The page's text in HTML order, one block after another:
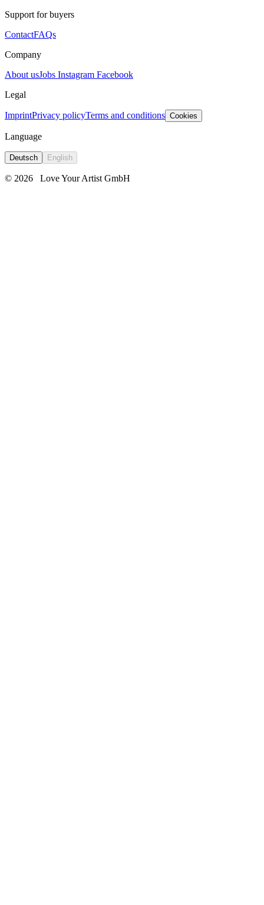
Support for buyers
ContactFAQs
Company
About usJobs Instagram Facebook
Legal
ImprintPrivacy policyTerms and conditions Cookies
Language
Deutsch English
© 2026 Love Your Artist GmbH